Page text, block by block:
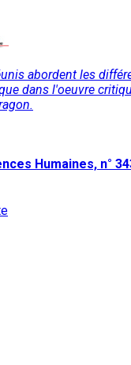
abordent les
dans l'oeuvre
Humaines, n°